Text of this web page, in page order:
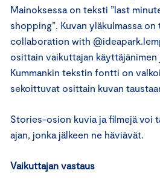
Mainoksessa on teksti ”last
shopping”. Kuvan yläkulmassa
collaboration with
osittain vaikuttajan käyttäjänimen
Kummankin tekstin fontti on
sekoittuvat osittain kuvan
Stories-osion kuvia ja filmejä voi
ajan, jonka jälkeen ne häviävät.
Vaikuttajan vastaus